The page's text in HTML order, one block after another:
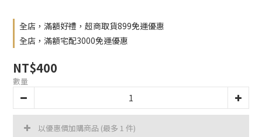
全店，滿額好禮，超商取貨899免運優惠
全店，滿額宅配3000免運優惠
NT$400
數量
以優惠價加購商品 (最多 1 件)